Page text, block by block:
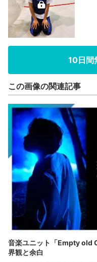
10日間
この画像の関連記事
音楽ユニット「Empty old
界観と余白